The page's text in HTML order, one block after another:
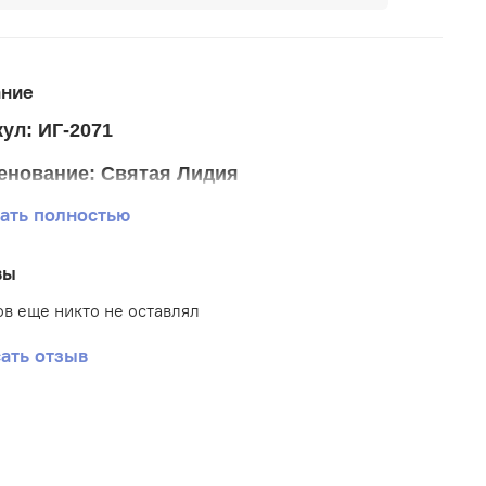
ИГ-2071
Святая Лидия
ткани 25*33 см.
Иконы
Габардин
полностью
еще никто не оставлял
отзыв